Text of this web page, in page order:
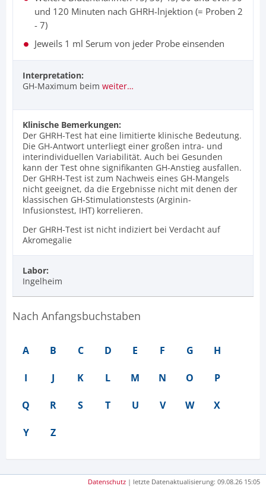
und 120 Minuten nach GHRH-lnjektion (= Proben 2
- 7)
Jeweils 1 ml Serum von jeder Probe einsenden
Interpretation:
GH-Maximum beim weiter…
Klinische Bemerkungen:
Der GHRH-Test hat eine limitierte klinische Bedeutung.
Die GH-Antwort unterliegt einer großen intra- und
interindividuellen Variabilität. Auch bei Gesunden
kann der Test ohne signifikanten GH-Anstieg ausfallen.
Der GHRH-Test ist zum Nachweis eines GH-Mangels
nicht geeignet, da die Ergebnisse nicht mit denen der
klassischen GH-Stimulationstests (Arginin-
Infusionstest, IHT) korrelieren.
Der GHRH-Test ist nicht indiziert bei Verdacht auf
Akromegalie
Labor:
Ingelheim
Nach Anfangsbuchstaben
A B C D E F G H
I J K L M N O P
Q R S T U V W X
Y Z
Datenschutz | letzte Datenaktualisierung: 09.08.26 15:05